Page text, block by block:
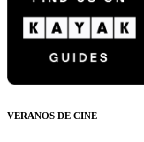
VERANOS DE CINE